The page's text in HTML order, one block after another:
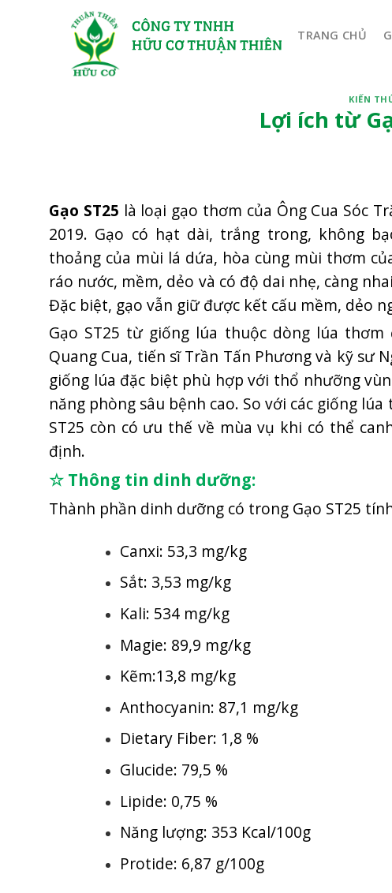
TRANG CHỦ
KIẾN
Lợi ích từ
Gạo ST25 là loại gạo thơm của Ông Cua Sóc
2019. Gạo có hạt dài, trắng trong, không
thoảng của mùi lá dứa, hòa cùng mùi thơm
ráo nước, mềm, dẻo và có độ dai nhẹ, càng
Đặc biệt, gạo vẫn giữ được kết cấu mềm, dẻo
Gạo ST25 từ giống lúa thuộc dòng lúa
Quang Cua, tiến sĩ Trần Tấn Phương và kỹ sư
giống lúa đặc biệt phù hợp với thổ nhưỡng
năng phòng sâu bệnh cao. So với các giống
ST25 còn có ưu thế về mùa vụ khi có thể
định.
☆ Thông tin dinh dưỡng:
Thành phần dinh dưỡng có trong Gạo ST25
Canxi: 53,3 mg/kg
Sắt: 3,53 mg/kg
Kali: 534 mg/kg
Magie: 89,9 mg/kg
Kẽm:13,8 mg/kg
Anthocyanin: 87,1 mg/kg
Dietary Fiber: 1,8 %
Glucide: 79,5 %
Lipide: 0,75 %
Năng lượng: 353 Kcal/100g
Protide: 6,87 g/100g